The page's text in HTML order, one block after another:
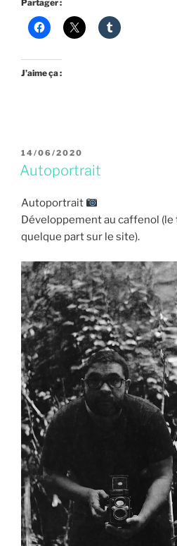
Partager :
J’aime ça :
PUBLIÉ
LE
14/06/2020
Autoportrait
Autoportrait
Développement au caffenol
quelque part sur le site).